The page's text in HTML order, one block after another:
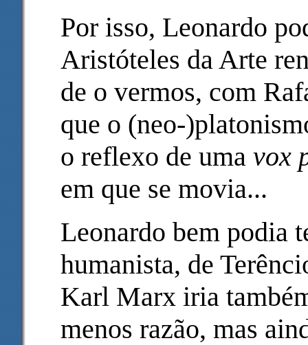
Por isso, Leonardo
Aristóteles da Arte
de o vermos, com
que o (neo-
o reflexo de uma vox
em que se movia...
Leonardo bem podia
humanista, de
Karl Marx iria
menos razão, mas